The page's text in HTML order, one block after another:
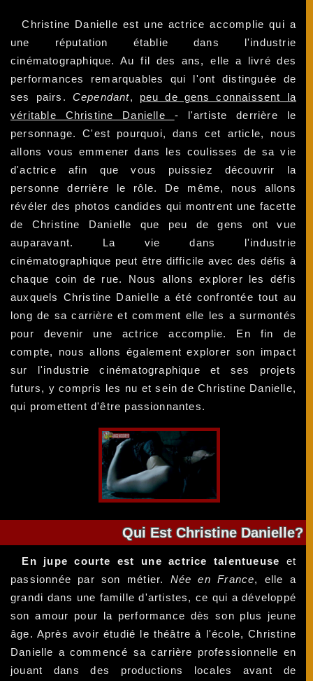
Christine Danielle est une actrice accomplie qui a
une réputation établie dans l'industrie
cinématographique. Au fil des ans, elle a livré des
performances remarquables qui l'ont distinguée de
ses pairs. Cependant, peu de gens connaissent la
véritable Christine Danielle - l'artiste derrière le
personnage. C'est pourquoi, dans cet article, nous
allons vous emmener dans les coulisses de sa vie
d'actrice afin que vous puissiez découvrir la
personne derrière le rôle. De même, nous allons
révéler des photos candides qui montrent une facette
de Christine Danielle que peu de gens ont vue
auparavant. La vie dans l'industrie
cinématographique peut être difficile avec des défis à
chaque coin de rue. Nous allons explorer les défis
auxquels Christine Danielle a été confrontée tout au
long de sa carrière et comment elle les a surmontés
pour devenir une actrice accomplie. En fin de
compte, nous allons également explorer son impact
sur l'industrie cinématographique et ses projets
futurs, y compris les nu et sein de Christine Danielle,
qui promettent d'être passionnantes.
Qui Est Christine Danielle?
En jupe courte est une actrice talentueuse et
passionnée par son métier. Née en France, elle a
grandi dans une famille d'artistes, ce qui a développé
son amour pour la performance dès son plus jeune
âge. Après avoir étudié le théâtre à l'école, Christine
Danielle a commencé sa carrière professionnelle en
jouant dans des productions locales avant de